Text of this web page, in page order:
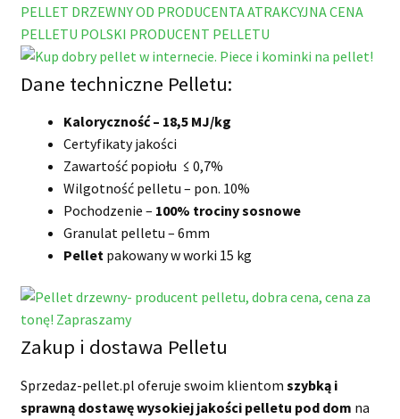
Dostawa i płatności
O nas
Blog
Kontakt
PELLET DRZEWNY OD PRODUCENTAATRAKCYJNA CENA
PELLETU POLSKI PRODUCENT PELLETU
Dane techniczne Pelletu:
Kaloryczność – 18,5 MJ/kg
Certyfikaty jakości
Zawartość popiołu ≤ 0,7%
Wilgotność pelletu – pon. 10%
Pochodzenie – 100% trociny sosnowe
Granulat pelletu – 6mm
Pellet pakowany w worki 15 kg
Zakup i dostawa Pelletu
Sprzedaz-pellet.pl oferuje swoim klientom szybką i
sprawną dostawę wysokiej jakości pelletu pod dom na